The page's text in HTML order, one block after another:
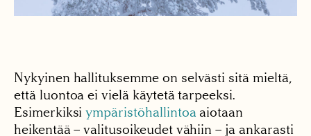
Nykyinen hallituksemme on selvästi sitä mieltä,
että luontoa ei vielä käytetä tarpeeksi.
Esimerkiksiympäristöhallintoa aiotaan
heikentää – valitusoikeudet vähiin – ja ankarasti